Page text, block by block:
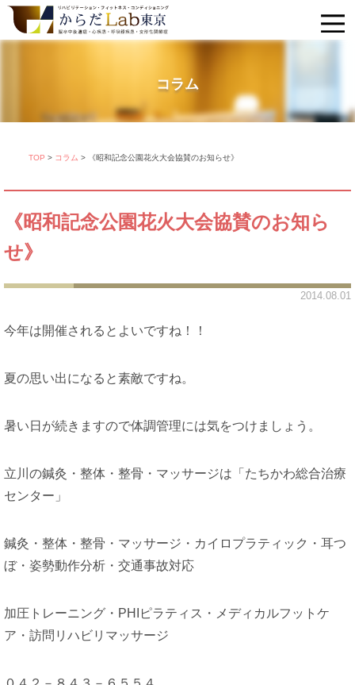
コラム
TOP > コラム > 《昭和記念公園花火大会協賛のお知らせ》
《昭和記念公園花火大会協賛のお知ら
せ》
2014.08.01
今年は開催されるとよいですね！！
夏の思い出になると素敵ですね。
暑い日が続きますので体調管理には気をつけましょう。
立川の鍼灸・整体・整骨・マッサージは「たちかわ総合治療
センター」
鍼灸・整体・整骨・マッサージ・カイロプラティック・耳つ
ぼ・姿勢動作分析・交通事故対応
加圧トレーニング・PHIピラティス・メディカルフットケ
ア・訪問リハビリマッサージ